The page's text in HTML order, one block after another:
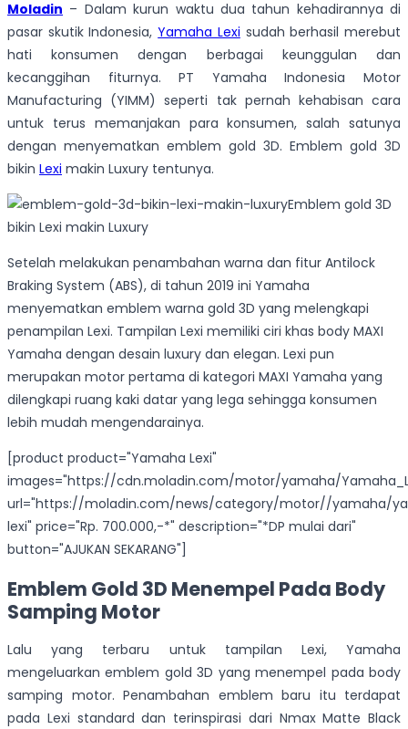
Moladin – Dalam kurun waktu dua tahun kehadirannya di
pasar skutik Indonesia,Yamaha Lexi sudah berhasil merebut
hati konsumen dengan berbagai keunggulan dan
kecanggihan fiturnya. PT Yamaha Indonesia Motor
Manufacturing (YIMM) seperti tak pernah kehabisan cara
untuk terus memanjakan para konsumen, salah satunya
dengan menyematkan emblem gold 3D. Emblem gold 3D
bikin Lexi makin Luxury tentunya.
Emblem gold 3D
bikin Lexi makin Luxury
Setelah melakukan penambahan warna dan fitur Antilock
Braking System (ABS), di tahun 2019 ini Yamaha
menyematkan emblem warna gold 3D yang melengkapi
penampilan Lexi. Tampilan Lexi memiliki ciri khas body MAXI
Yamaha dengan desain luxury dan elegan. Lexi pun
merupakan motor pertama di kategori MAXI Yamaha yang
dilengkapi ruang kaki datar yang lega sehingga konsumen
lebih mudah mengendarainya.
[product product="Yamaha Lexi"
images="https://cdn.moladin.com/motor/yamaha/
url="https://moladin.com/news/category/motor//yamaha/
lexi" price="Rp. 700.000,-*" description="*DP mulai dari"
button="AJUKAN SEKARANG"]
Emblem Gold 3D Menempel Pada Body
Samping Motor
Lalu yang terbaru untuk tampilan Lexi, Yamaha
mengeluarkan emblem gold 3D yang menempel pada body
samping motor. Penambahan emblem baru itu terdapat
pada Lexi standard dan terinspirasi dari Nmax Matte Black